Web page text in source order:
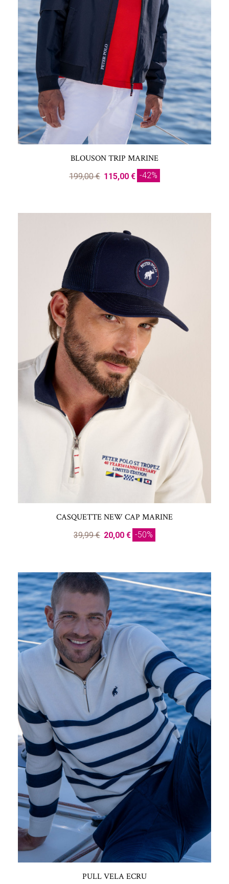
BLOUSON TRIP MARINE
199,00 € 115,00 € -42%
CASQUETTE NEW CAP MARINE
39,99 € 20,00 € -50%
PULL VELA ECRU